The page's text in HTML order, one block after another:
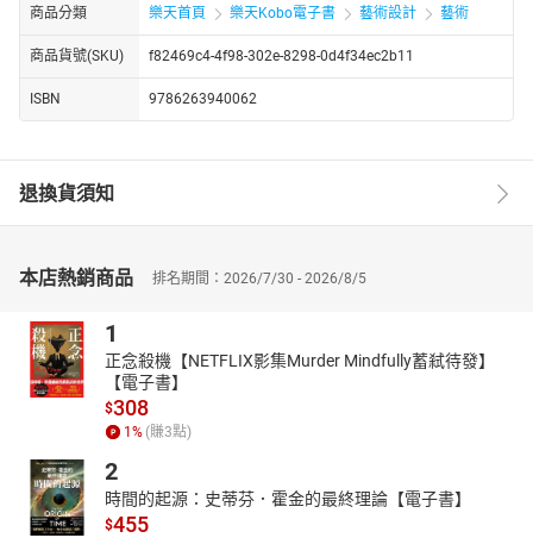
學等對解釋學進行改造及詮解。
身為海德格的弟子，伽達默爾的學說雖深受其師影響，但更強
調以人文科學的經驗為主要焦點；在他看來，人文科學植根於傳
統，也構成傳統。因此，他的解釋學旨在辨認出被狹隘的方法論意
識拋棄的存在之真理的經驗，並對此糾正。
同、倫理學以及存有論等等方面。
【多方闡發文本意義的後結構主義美學：傅柯、德希達等人】
換、取代結構中心的方式，無限推延及交織符號結構的邊界，讓文
考西方傳統哲學，試圖改寫哲學史和思想史；傅柯同樣也以後結構
主義，探討西方歷史中權力的系譜學。到了二十世紀末，布赫迪厄
以社會學為批判工具，發展出極具後結構主義色彩的各式社會學理
論，例如「慣習理論」、「場域理論」等，探討流行於二十世紀末
期的各式「新藝術」，如電視、攝影術等等。
【以個人為中心再擴張的日常生活美學：列斐伏爾、德．賽都等
人】
在從「傳統社會」向「現代社會」轉變的「現代化」過程中，
商品分類 樂天首頁 樂天Kobo電子書 藝術設計 藝術
商品貨號(SKU) f82469c4-4f98-302e-8298-0d4f34ec2b11
ISBN 9786263940062
退換貨須知
本店熱銷商品 排名期間：2026/7/30 - 2026/8/5
1
正念殺機【NETFLIX影集Murder Mindfully蓄弒待發】
【電子書】
$308
1 % (賺3點)
2
時間的起源：史蒂芬．霍金的最終理論【電子書】
$455